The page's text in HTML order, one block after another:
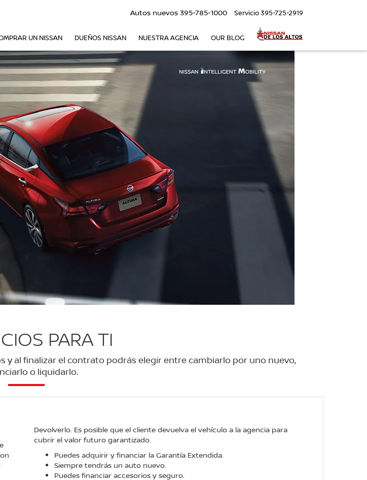
Autos nuevos 395-785-1000 Servicio395-725-2919
UN NISSAN DUEÑOS NISSAN NUESTRA AGENCIA OUR BLOG
PARA TI
y al finalizar el contrato podrás elegir entre cambiarlo por uno nuevo,
o liquidarlo.
Devolverlo. Es posible que el cliente devuelva el vehículo a la agencia para
cubrir el valor futuro garantizado.
Puedes adquirir y financiar la Garantía Extendida.
Siempre tendrás un auto nuevo.
Puedes financiar accesorios y seguro.